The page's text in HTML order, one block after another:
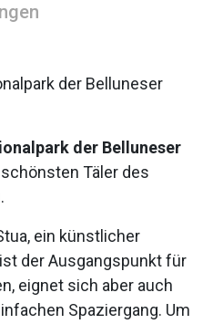
der Belluneser
der Belluneser
Täler des
.
ein künstlicher
der Ausgangspunkt für
eignet sich aber auch
Spaziergang. Um